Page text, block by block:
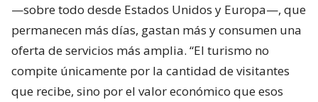
—sobre todo desde Estados Unidos y Europa—, que
permanecen más días, gastan más y consumen una
oferta de servicios más amplia. “El turismo no
compite únicamente por la cantidad de visitantes
que recibe, sino por el valor económico que esos